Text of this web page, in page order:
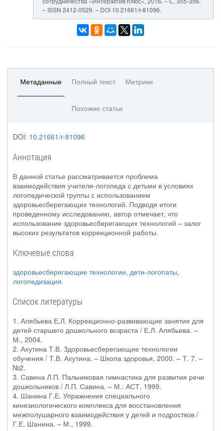
– ISSN 2412-0529. – DOI 10.21661/r-81096.
Метаданные Полный текст Метрики
Похожие статьи
DOI: 10.21661/r-81096
Аннотация
В данной статье рассматривается проблема
взаимодействия учителя-логопеда с детьми в условиях
логопедической группы с использованием
здоровьесберегающих технологий. Подводя итоги
проведенному исследованию, автор отмечает, что
использование здоровьесберегающих технологий – залог
высоких результатов коррекционной работы.
Ключевые слова
здоровьесберегающие технологии, дети-логопаты,
логопедизация.
Список литературы
1. Алябьева Е.Л. Коррекционно-развивающие занятия для
детей старшего дошкольного возраста / Е.Л. Алябьева. –
М., 2004.
2. Ахутина Т.В. Здоровьесберегающие технологии
обучения / Т.В. Ахутина. – Школа здоровья, 2000. – Т. 7. –
№2.
3. Савина Л.П. Пальчиковая гимнастика для развития речи
дошкольников / Л.П. Савина. – М.: АСТ, 1999.
4. Шанина Г.Е. Упражнения специального
кинезиологического комплекса для восстановления
межполушарного взаимодействия у детей и подростков /
Г.Е. Шанина. – М., 1999.